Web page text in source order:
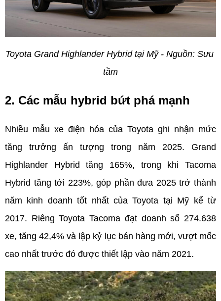
Toyota Grand Highlander Hybrid tại Mỹ - Nguồn: Sưu
tầm
2. Các mẫu hybrid bứt phá mạnh
Nhiều mẫu xe điện hóa của Toyota ghi nhận mức
tăng trưởng ấn tượng trong năm 2025. Grand
Highlander Hybrid tăng 165%, trong khi Tacoma
Hybrid tăng tới 223%, góp phần đưa 2025 trở thành
năm kinh doanh tốt nhất của Toyota tại Mỹ kể từ
2017. Riêng Toyota Tacoma đạt doanh số 274.638
xe, tăng 42,4% và lập kỷ lục bán hàng mới, vượt mốc
cao nhất trước đó được thiết lập vào năm 2021.